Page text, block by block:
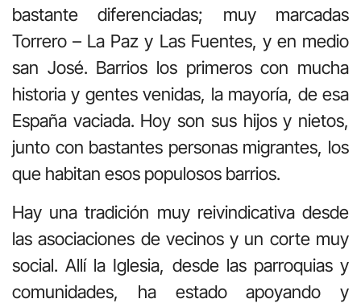
bastante diferenciadas; muy marcadas
Torrero – La Paz y Las Fuentes, y en medio
san José. Barrios los primeros con mucha
historia y gentes venidas, la mayoría, de esa
España vaciada. Hoy son sus hijos y nietos,
junto con bastantes personas migrantes, los
que habitan esos populosos barrios.
Hay una tradición muy reivindicativa desde
las asociaciones de vecinos y un corte muy
social. Allí la Iglesia, desde las parroquias y
comunidades, ha estado apoyando y